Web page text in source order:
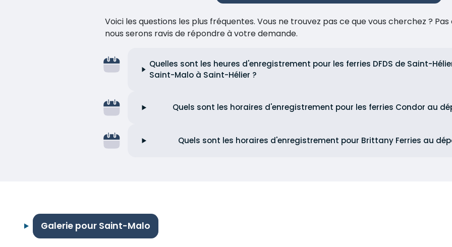
Voici les questions les plus fréquentes. Vous ne trouvez pas ce que vous cherchez ?
nous serons ravis de répondre à votre demande.
Quelles sont les heures d'enregistrement pour les ferries DFDS de Saint-
Saint-Malo à Saint-Hélier ?
Quels sont les horaires d'enregistrement pour les ferries Condor au
Quels sont les horaires d'enregistrement pour Brittany Ferries au
Galerie pour Saint-Malo